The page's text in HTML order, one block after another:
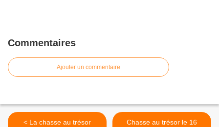
Commentaires
Ajouter un commentaire
< La chasse au trésor
Chasse au trésor le 16